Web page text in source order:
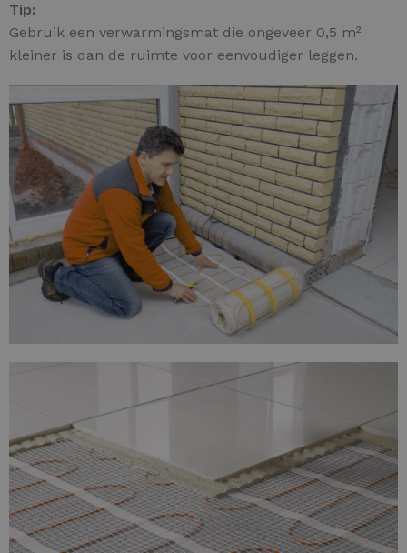
Tip:
Gebruik een verwarmingsmat die ongeveer 0,5 m²
kleiner is dan de ruimte voor eenvoudiger leggen.